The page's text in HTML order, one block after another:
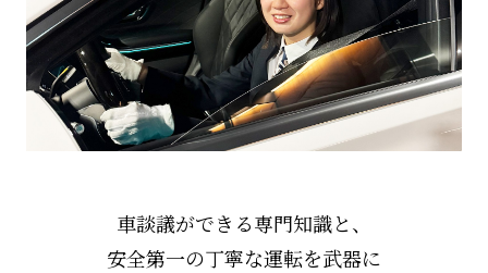
車談議ができる専門知識と、
安全第一の丁寧な運転を武器に